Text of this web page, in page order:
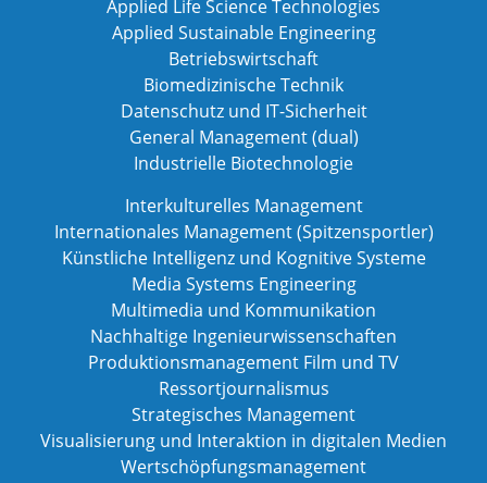
Applied Life Science Technologies
Applied Sustainable Engineering
Betriebswirtschaft
Biomedizinische Technik
Datenschutz und IT-Sicherheit
General Management (dual)
Industrielle Biotechnologie
Interkulturelles Management
Internationales Management (Spitzensportler)
Künstliche Intelligenz und Kognitive Systeme
Media Systems Engineering
Multimedia und Kommunikation
Nachhaltige Ingenieurwissenschaften
Produktionsmanagement Film und TV
Ressortjournalismus
Strategisches Management
Visualisierung und Interaktion in digitalen Medien
Wertschöpfungsmanagement